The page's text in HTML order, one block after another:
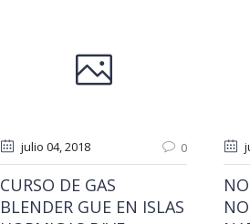
julio 04, 2018 0
CURSO DE GAS
BLENDER GUE EN ISLAS